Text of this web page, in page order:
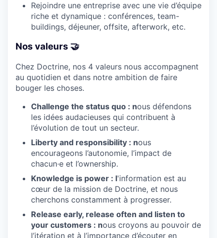
Rejoindre une entreprise avec une vie d’équipe
riche et dynamique : conférences, team-
buildings, déjeuner, offsite, afterwork, etc.
Nos valeurs 🤝
Chez Doctrine, nos 4 valeurs nous accompagnent
au quotidien et dans notre ambition de faire
bouger les choses.
Challenge the status quo : nous défendons
les idées audacieuses qui contribuent à
l’évolution de tout un secteur.
Liberty and responsibility : nous
encourageons l’autonomie, l’impact de
chacun·e et l’ownership.
Knowledge is power : l'information est au
cœur de la mission de Doctrine, et nous
cherchons constamment à progresser.
Release early, release often and listen to
your customers : nous croyons au pouvoir de
l’itération et à l’importance d’écouter en